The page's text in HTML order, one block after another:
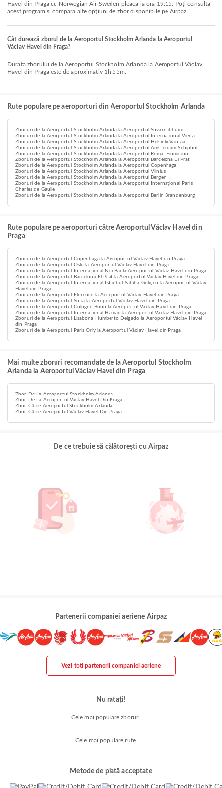
Havel din Praga cu Norwegian Air Sweden pleacă la ora 19:15. Poți consulta
acest program și compara alte opțiuni de zbor disponibile pe Airpaz.
Cât durează zborul de la Aeroportul Stockholm Arlanda la Aeroportul
Václav Havel din Praga?
Durata zborului de la Aeroportul Stockholm Arlanda la Aeroportul Václav
Havel din Praga este de aproximativ 1h 55m.
Rute populare pe aeroporturi din Aeroportul Stockholm Arlanda
Zboruri de la Aeroportul Stockholm Arlanda la Aeroportul Suvarnabhumi
Zboruri de la Aeroportul Stockholm Arlanda la Aeroportul Internațional Viena
Zboruri de la Aeroportul Stockholm Arlanda la Aeroportul Helsinki Vantaa
Zboruri de la Aeroportul Stockholm Arlanda la Aeroportul Amsterdam Schiphol
Zboruri de la Aeroportul Stockholm Arlanda la Aeroportul Roma–Fiumicino
Zboruri de la Aeroportul Stockholm Arlanda la Aeroportul Barcelona El Prat
Zboruri de la Aeroportul Stockholm Arlanda la Aeroportul Copenhaga
Zboruri de la Aeroportul Stockholm Arlanda la Aeroportul Vilnius
Zboruri de la Aeroportul Stockholm Arlanda la Aeroportul Bergen
Zboruri de la Aeroportul Stockholm Arlanda la Aeroportul Internațional Paris
Charles de Gaulle
Zboruri de la Aeroportul Stockholm Arlanda la Aeroportul Berlin Brandenburg
Rute populare pe aeroporturi către Aeroportul Václav Havel din
Praga
Zboruri de la Aeroportul Copenhaga la Aeroportul Václav Havel din Praga
Zboruri de la Aeroportul Oslo la Aeroportul Václav Havel din Praga
Zboruri de la Aeroportul Internațional Noi Bai la Aeroportul Václav Havel din Praga
Zboruri de la Aeroportul Barcelona El Prat la Aeroportul Václav Havel din Praga
Zboruri de la Aeroportul Internațional Istanbul Sabiha Gökçen la Aeroportul Václav
Havel din Praga
Zboruri de la Aeroportul Florence la Aeroportul Václav Havel din Praga
Zboruri de la Aeroportul Sofia la Aeroportul Václav Havel din Praga
Zboruri de la Aeroportul Cologne Bonn la Aeroportul Václav Havel din Praga
Zboruri de la Aeroportul Internațional Hamad la Aeroportul Václav Havel din Praga
Zboruri de la Aeroportul Lisabona Humberto Delgado la Aeroportul Václav Havel
din Praga
Zboruri de la Aeroportul Paris Orly la Aeroportul Václav Havel din Praga
Mai multe zboruri recomandate de la Aeroportul Stockholm
Arlanda la Aeroportul Václav Havel din Praga
Zbor De La Aeroportul Stockholm Arlanda
Zbor De La Aeroportul Václav Havel Din Praga
Zbor Către Aeroportul Stockholm Arlanda
Zbor Către Aeroportul Václav Havel Din Praga
De ce trebuie să călătorești cu Airpaz
Partenerii companiei aeriene Airpaz
Vezi toți partenerii companiei aeriene
Nu ratați!
Cele mai populare zboruri
Cele mai populare rute
Metode de plată acceptate